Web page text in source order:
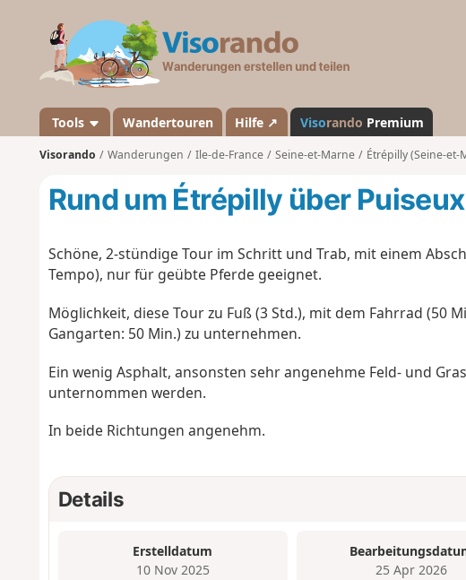
a
n
d
Tools Wandertouren Hilfe ↗ Visorando Premium
Visorando Wanderungen Ile-de-France Seine-et-Marne Étrépilly (Seine-et-
Rund um Étrépilly über Puiseux
Schöne, 2-stündige Tour im Schritt und Trab, mit einem
Tempo), nur für geübte Pferde geeignet.
Möglichkeit, diese Tour zu Fuß (3 Std.), mit dem Fahrrad (50
Gangarten: 50 Min.) zu unternehmen.
Ein wenig Asphalt, ansonsten sehr angenehme Feld- und
unternommen werden.
In beide Richtungen angenehm.
Details
Erstelldatum
10 Nov 2025
25 Apr 2026